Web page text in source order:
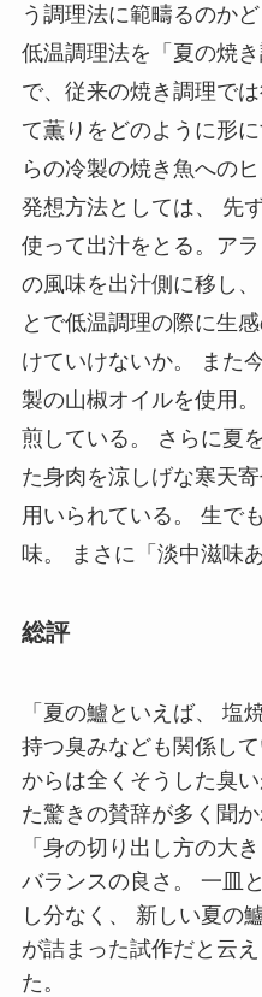
う調理法に範疇るのか
低温調理法を「夏の焼
で、従来の焼き調理で
て薫りをどのように形
らの冷製の焼き魚への
発想方法としては、 先
使って出汁をとる。ア
の風味を出汁側に移し
とで低温調理の際に生
けていけないか。 また
製の山椒オイルを使用
煎している。 さらに夏
た身肉を涼しげな寒天
用いられている。 生で
味。 まさに「淡中滋味
総評
「夏の鱸といえば、 塩
持つ臭みなども関係し
からは全くそうした臭
た驚きの賛辞が多く聞
「身の切り出し方の大
バランスの良さ。 一皿
し分なく、 新しい夏の
が詰まった試作だと云
た。